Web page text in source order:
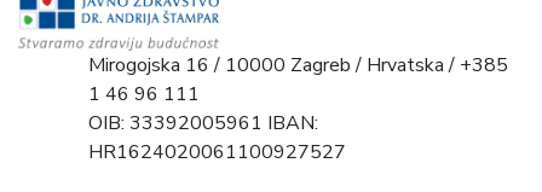
Mirogojska 16 / 10000 Zagreb / Hrvatska / +385
1 46 96 111
OIB: 33392005961 IBAN:
HR1624020061100927527